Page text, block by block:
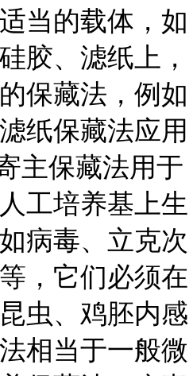
当的载体，如
胶、滤纸上，
保藏法，例如
纸保藏法应用
主保藏法用于
工培养基上生
病毒、立克次
，它们必须在
虫、鸡胚内感
相当于一般微